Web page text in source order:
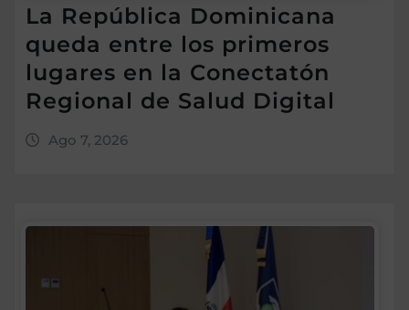
La República Dominicana
queda entre los primeros
lugares en la Conectatón
Regional de Salud Digital
Ago 7, 2026